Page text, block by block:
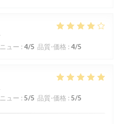
ュー : 4/5 品質-価格 : 4/5
ュー : 5/5 品質-価格 : 5/5